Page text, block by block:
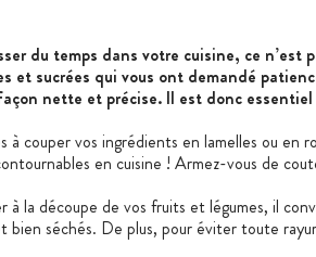
du temps dans votre cuisine, ce
et sucrées qui vous ont demandé
nette et précise. Il est donc
à couper vos ingrédients en lamelles ou en
en cuisine ! Armez-vous de
la découpe de vos fruits et légumes, il
bien séchés. De plus, pour éviter toute